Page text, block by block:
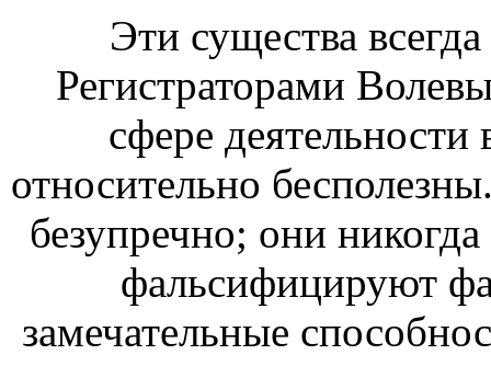
Эти существа
Регистраторами
сфере
относительно
безупречно; они
фальсифицируют
замечательные